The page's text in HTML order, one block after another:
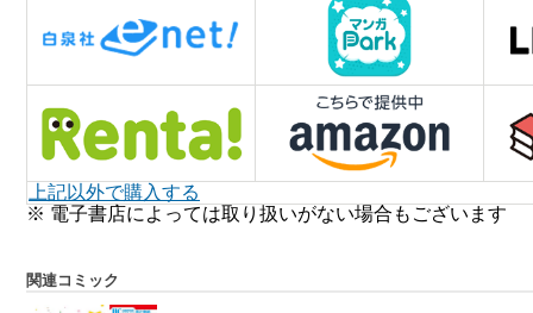
上記以外で購入する
※ 電子書店によっては取り扱いがない場合もございます
関連コミック